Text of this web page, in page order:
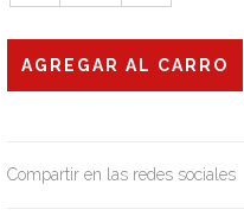
Compartir en las redes sociales